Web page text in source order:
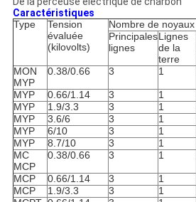
Caractéristiques
Type
Tension
évaluée
(kilovolts)
Nombre de noyaux
Principales
lignes
Lignes
de la
terre
MON
MYP
0.38/0.66 3 1
MYP 0.66/1.14 3 1
MYP
1.9/3.3 3 1
MYP
3.6/6 3 1
MYP
6/10 3 1
MYP
8.7/10 3 1
MC
MCP
0.38/0.66 3 1
MCP 0.66/1.14 3 1
MCP
1.9/3.3 3 1